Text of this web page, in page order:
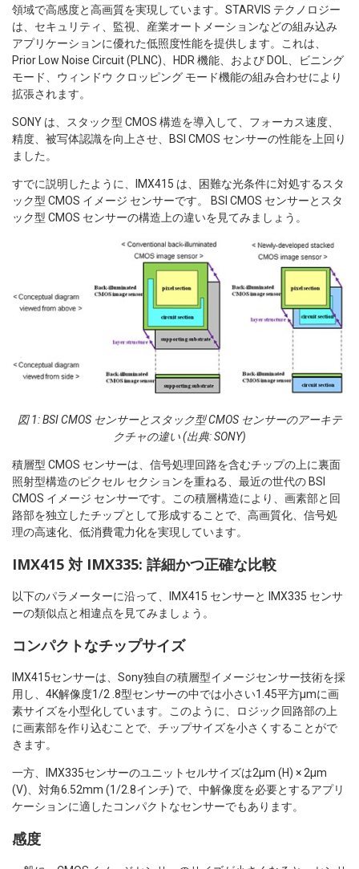
領域で高感度と高画質を実現しています。STARVIS テクノロジー
は、セキュリティ、監視、産業オートメーションなどの組み込み
アプリケーションに優れた低照度性能を提供します。これは、
Prior Low Noise Circuit (PLNC)、HDR 機能、および DOL、ビニング
モード、ウィンドウ クロッピング モード機能の組み合わせにより
拡張されます。
SONY は、スタック型 CMOS 構造を導入して、フォーカス速度、
精度、被写体認識を向上させ、BSI CMOS センサーの性能を上回り
ました。
すでに説明したように、IMX415 は、困難な光条件に対処するスタ
ック型 CMOS イメージ センサーです。 BSI CMOS センサーとスタ
ック型 CMOS センサーの構造上の違いを見てみましょう。
図 1: BSI CMOS センサーとスタック型 CMOS センサーのアーキテ
クチャの違い (出典: SONY)
積層型 CMOS センサーは、信号処理回路を含むチップの上に裏面
照射型構造のピクセル セクションを重ねる、最近の世代の BSI
CMOS イメージ センサーです。この積層構造により、画素部と回
路部を独立したチップとして形成することで、高画質化、信号処
理の高速化、低消費電力化を実現しています。
IMX415 対 IMX335: 詳細かつ正確な比較
以下のパラメーターに沿って、IMX415 センサーと IMX335 センサ
ーの類似点と相違点を見てみましょう。
コンパクトなチップサイズ
IMX415センサーは、Sony独自の積層型イメージセンサー技術を採
用し、4K解像度1/2 .8型センサーの中では小さい1.45平方μmに画
素サイズを小型化しています。このように、ロジック回路部の上
に画素部を作り込むことで、チップサイズを小さくすることがで
きます。
一方、IMX335センサーのユニットセルサイズは2μm (H) × 2μm
(V)、対角6.52mm (1/2.8インチ) で、中解像度を必要とするアプリ
ケーションに適したコンパクトなセンサーでもあります。
感度